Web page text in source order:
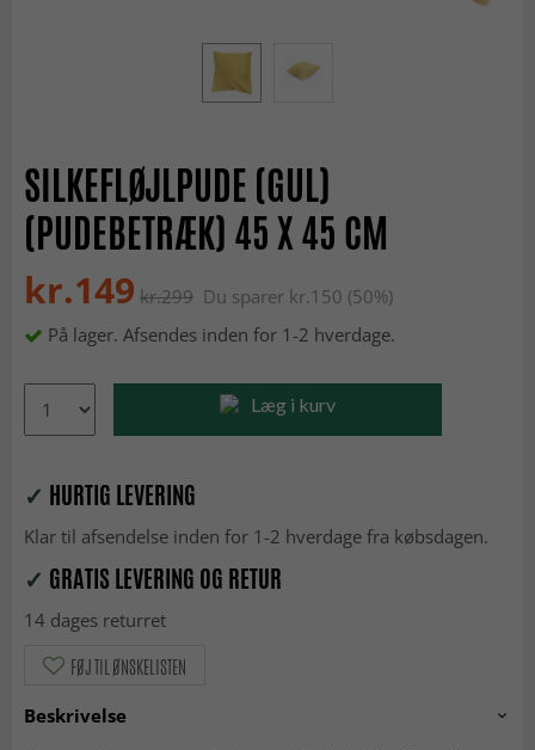
SILKEFLØJLPUDE (GUL)
(PUDEBETRÆK) 45 X 45 CM
kr.149 kr.299 Du sparer kr.150 (50%)
På lager. Afsendes inden for 1-2 hverdage.
Læg i kurv
✓ HURTIG LEVERING
Klar til afsendelse inden for 1-2 hverdage fra købsdagen.
✓ GRATIS LEVERING OG RETUR
14 dages returret
FØJ TIL ØNSKELISTEN
Beskrivelse